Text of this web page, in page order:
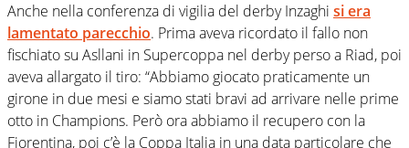
Anche nella conferenza di vigilia del derby Inzaghi si era
lamentato parecchio. Prima aveva ricordato il fallo non
fischiato su Asllani in Supercoppa nel derby perso a Riad, poi
aveva allargato il tiro: “Abbiamo giocato praticamente un
girone in due mesi e siamo stati bravi ad arrivare nelle prime
otto in Champions. Però ora abbiamo il recupero con la
Fiorentina, poi c’è la Coppa Italia in una data particolare che